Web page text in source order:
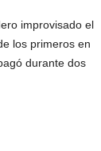
improvisado el
los primeros en
durante dos